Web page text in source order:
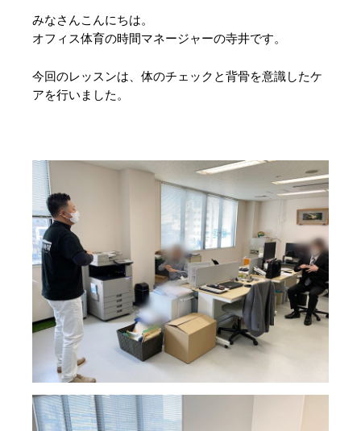
みなさんこんにちは。
オフィス体育の時間マネージャーの寺井です。
今回のレッスンは、体のチェックと背骨を意識したケ
アを行いました。